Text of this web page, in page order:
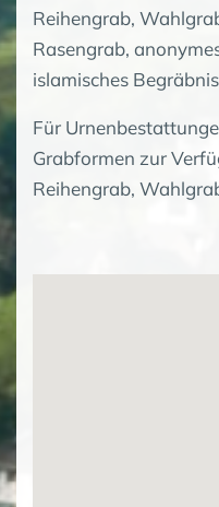
Reihengrab,
Rasengrab,
islamisches
Für
Grabformen zur
Reihengrab,